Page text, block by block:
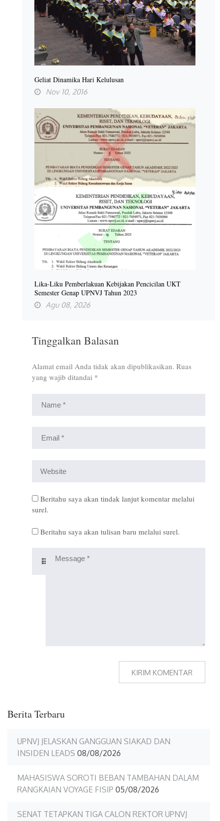
Geliat Dinamika Hari Kelulusan
Nov 10, 2016
Lika-Liku Pemberlakuan Kebijakan Pencicilan UKT
Semester Genap UPNVJ Tahun 2023
Agu 08, 2026
Tinggalkan Balasan
Alamat email Anda tidak akan dipublikasikan. Ruas
yang wajib ditandai *
Beritahu saya akan tindak lanjut komentar melalui
surel.
Beritahu saya akan tulisan baru melalui surel.
Berita Terbaru
UPNVJ JELASKAN GANGGUAN SIAKAD DAN
INSIDEN LEADS 08/08/2026
MAHASISWA SOROTI BEBAN TAMBAHAN DALAM
RANGKAIAN VOYAGE FISIP 05/08/2026
SENAT TETAPKAN TIGA CALON REKTOR UPNVJ